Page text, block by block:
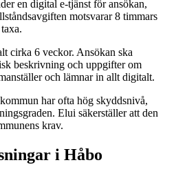
en digital e-tjänst för ansökan,
motsvarar 8 timmars
cirka 6 veckor. Ansökan ska
beskrivning och uppgifter om
och lämnar in allt digitalt.
har ofta hög skyddsnivå,
Elui säkerställer att den
krav.
i Håbo